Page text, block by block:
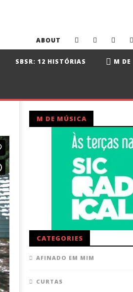
ABOUT
SBSR: 12 HISTÓRIAS M
M DE MÚSICA
CATEGORIES
AFINADO EM MIM
CURTAS